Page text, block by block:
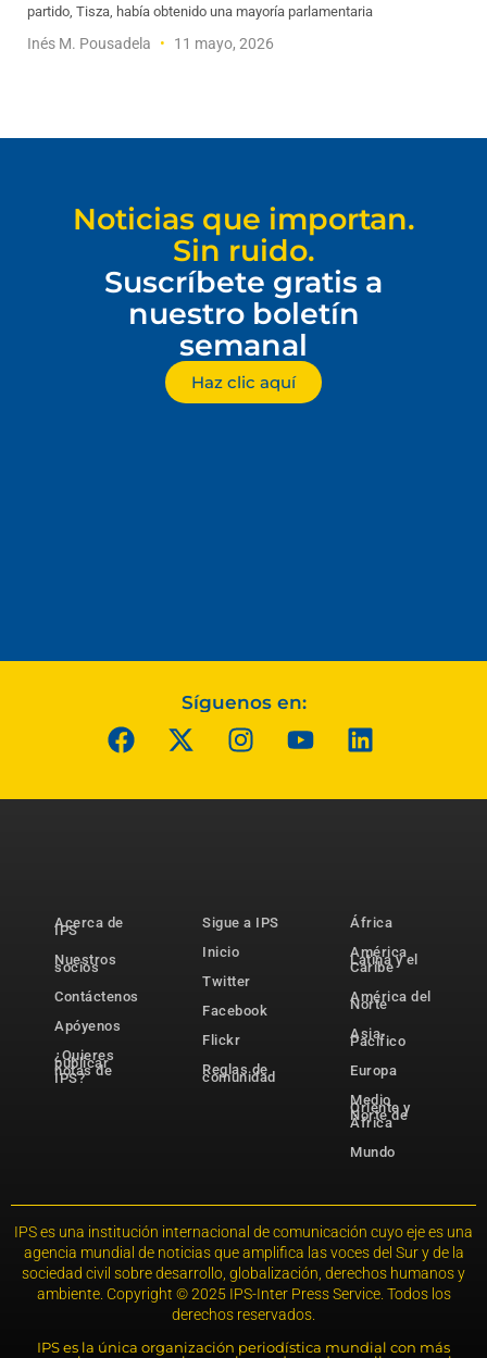
partido, Tisza, había obtenido una mayoría parlamentaria
Inés M. Pousadela 11 mayo, 2026
Noticias que importan.
Sin ruido.
Suscríbete gratis a
nuestro boletín
semanal
Haz clic aquí
Síguenos en:
Acerca de
IPS
Nuestros
socios
Contáctenos
Apóyenos
¿Quieres
publicar
notas de
IPS?
Sigue a IPS
Inicio
Twitter
Facebook
Flickr
Reglas de
comunidad
África
América
Latina y el
Caribe
América del
Norte
Asia-
Pacífico
Europa
Medio
Oriente y
Norte de
África
Mundo
IPS es una institución internacional de comunicación cuyo eje es una
agencia mundial de noticias que amplifica las voces del Sur y de la
sociedad civil sobre desarrollo, globalización, derechos humanos y
ambiente. Copyright © 2025 IPS-Inter Press Service. Todos los
derechos reservados.
IPS es la única organización periodística mundial con más